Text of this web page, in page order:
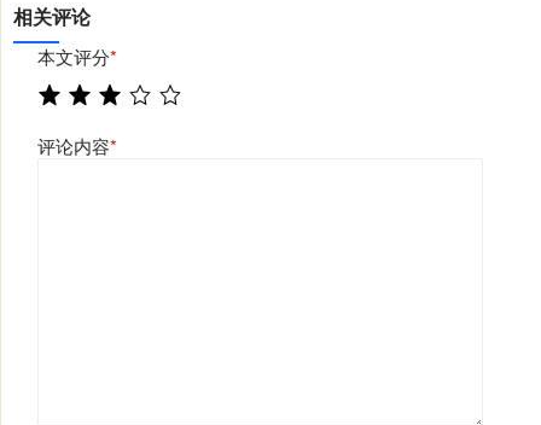
相关评论
本文评分*
评论内容*